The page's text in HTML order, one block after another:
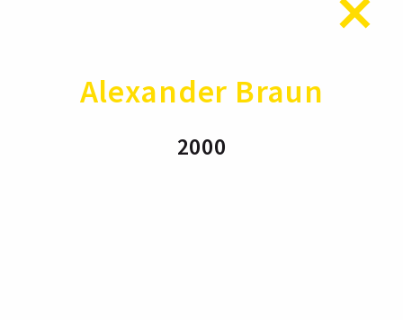
Alexander Braun
2000